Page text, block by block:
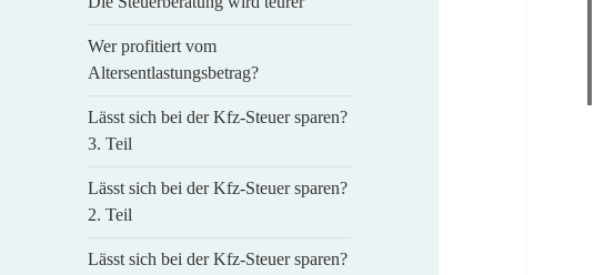
Wer profitiert vom
Altersentlastungsbetrag?
Lässt sich bei der Kfz-Steuer sparen?
3. Teil
Lässt sich bei der Kfz-Steuer sparen?
2. Teil
Lässt sich bei der Kfz-Steuer sparen?